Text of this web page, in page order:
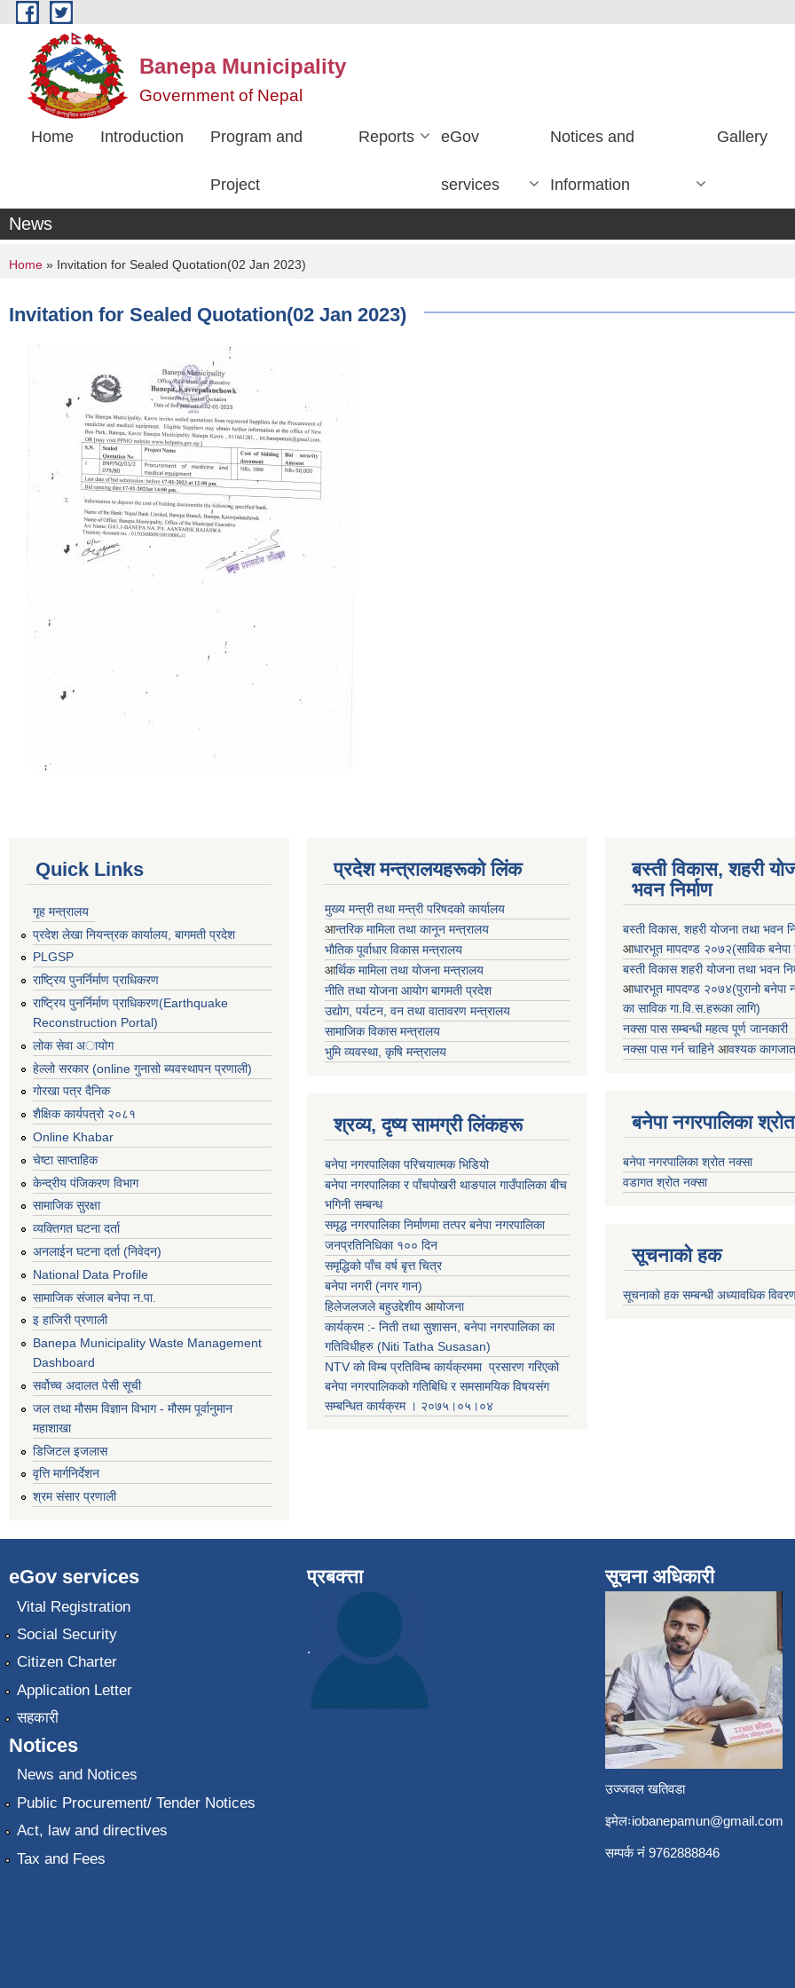
Skip to main content
Banepa Municipality
Government of Nepal
Home Introduction Program and
Project
Reports eGov
services
Notices and
Information
Gallery
News
You are here
Home » Invitation for Sealed Quotation(02 Jan 2023)
Invitation for Sealed Quotation(02 Jan 2023)
Quick Links
गृह मन्त्रालय
प्रदेश लेखा नियन्त्रक कार्यालय, बागमती प्रदेश
PLGSP
राष्ट्रिय पुनर्निर्माण प्राधिकरण
राष्ट्रिय पुनर्निर्माण प्राधिकरण(Earthquake
Reconstruction Portal)
लोक सेवा अायोग
हेल्लो सरकार (online गुनासो ब्यवस्थापन प्रणाली)
गोरखा पत्र दैनिक
शैक्षिक कार्यपत्रो २०८१
Online Khabar
चेष्टा साप्ताहिक
केन्द्रीय पंजिकरण विभाग
सामाजिक सुरक्षा
व्यक्तिगत घटना दर्ता
अनलाईन घटना दर्ता (निवेदन)
National Data Profile
सामाजिक संजाल बनेपा न.पा.
इ हाजिरी प्रणाली
Banepa Municipality Waste Management
Dashboard
सर्वोच्च अदालत पेसी सूची
जल तथा मौसम विज्ञान विभाग - मौसम पूर्वानुमान
महाशाखा
डिजिटल इजलास
वृत्ति मार्गनिर्देशन
श्रम संसार प्रणाली
प्रदेश मन्त्रालयहरूको लिंक
मुख्य मन्त्री तथा मन्त्री परिषदको कार्यालय
आन्तरिक मामिला तथा कानून मन्त्रालय
भाैतिक पूर्वाधार विकास मन्त्रालय
आर्थिक मामिला तथा योजना मन्त्रालय
नीति तथा योजना आयोग बागमती प्रदेश
उद्योग, पर्यटन, वन तथा वातावरण मन्त्रालय
सामाजिक विकास मन्त्रालय
भुमि व्यवस्था, कृषि मन्त्रालय
श्रव्य, दृष्य सामग्री लिंकहरू
बनेपा नगरपालिका परिचयात्मक भिडियो
बनेपा नगरपालिका र पाँचपोखरी थाङपाल गाउँपालिका बीच
भगिनी सम्बन्ध
समृद्ध नगरपालिका निर्माणमा तत्पर बनेपा नगरपालिका
जनप्रतिनिधिका १०० दिन
समृद्धिको पाँच वर्ष बृत्त चित्र
बनेपा नगरी (नगर गान)
हिलेजलजले बहुउद्देशीय आयोजना
कार्यक्रम :- निती तथा सुशासन, बनेपा नगरपालिका का
गतिविधीहरु (Niti Tatha Susasan)
NTV को विम्ब प्रतिविम्ब कार्यक्रममा प्रसारण गरिएको
बनेपा नगरपालिकको गतिबिधि र समसामयिक विषयसंग
सम्बन्धित कार्यक्रम । २०७५।०५।०४
बस्ती विकास, शहरी
भवन निर्माण
बस्ती विकास, शहरी योजना तथा भवन
आधारभूत मापदण्ड २०७२(साविक बनेपा
बस्ती विकास शहरी योजना तथा भवन
आधारभूत मापदण्ड २०७४(पुरानो बनेपा
का साविक गा.वि.स.हरूका लागि)
नक्सा पास सम्बन्धी महत्व पूर्ण जानकारी
नक्सा पास गर्न चाहिने आवश्यक
बनेपा नगरपालिका
बनेपा नगरपालिका श्रोत नक्सा
वडागत श्रोत नक्सा
सूचनाको हक
सूचनाको हक सम्बन्धी अध्यावधिक
eGov services
Vital Registration
Social Security
Citizen Charter
Application Letter
सहकारी
Notices
News and Notices
Public Procurement/ Tender Notices
Act, law and directives
Tax and Fees
प्रबक्त्ता
.
सूचना अधिकारी
उज्जवल खतिवडा
इमेलःiobanepamun@gmail.com
सम्पर्क नंं 9762888846